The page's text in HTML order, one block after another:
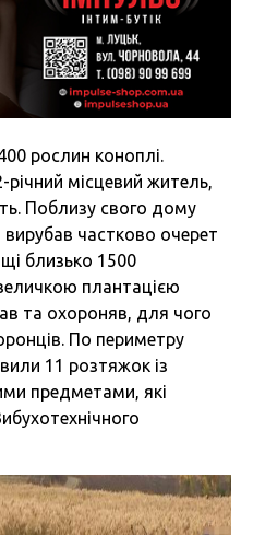
рослин коноплі.
місцевий житель,
Поблизу свого дому
частково очерет
близько 1500
плантацією
та охороняв, для чого
По периметру
11 розтяжок із
предметами, які